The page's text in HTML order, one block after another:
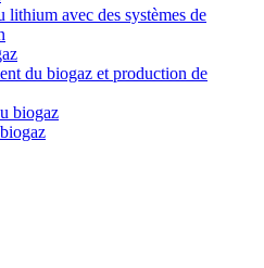
lithium avec des systèmes de
du biogaz et production de
biogaz